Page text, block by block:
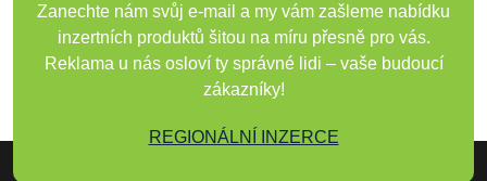
Zanechte nám svůj e-mail a my vám zašleme nabídku
inzertních produktů šitou na míru přesně pro vás.
Reklama u nás osloví ty správné lidi – vaše budoucí
zákazníky!
REGIONÁLNÍ INZERCE